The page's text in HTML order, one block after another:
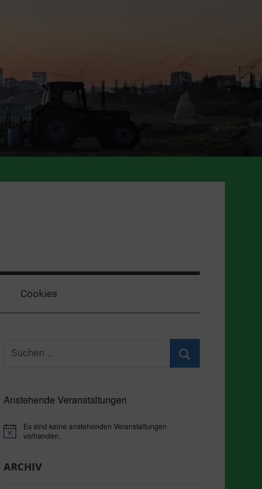
Cookies
Suchen
Anstehende Veranstaltungen
Hinweis
Es sind keine anstehenden Veranstaltungen
vorhanden.
ARCHIV